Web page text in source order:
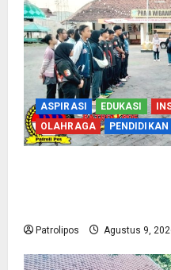
ASPIRASI EDUKASI
OLAHRAGA
PENDIDIKAN
Patrolipos Agustus 9,